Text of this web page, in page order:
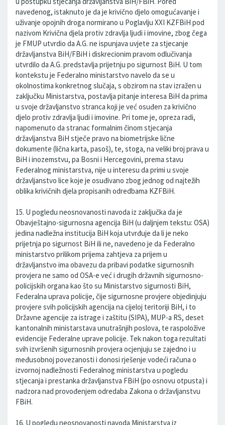
navedenog, istaknuto je da je krivično djelo omogućavanje i
uživanje opojnih droga normirano u Poglavlju XXI KZFBiH pod
nazivom Krivična djela protiv zdravlja ljudi i imovine, zbog čega
je FMUP utvrdio da A.G. ne ispunjava uvjete za stjecanje
državljanstva BiH/FBiH i diskrecionim pravom odlučivanja
utvrdilo da A.G. predstavlja prijetnju po sigurnost BiH. U tom
kontekstu je Federalno ministarstvo navelo da se u
okolnostima konkretnog slučaja, s obzirom na stav izražen u
zaključku Ministarstva, postavlja pitanje interesa BiH da prima
u svoje državljanstvo stranca koji je već osuđen za krivično
djelo protiv zdravlja ljudi i imovine. Pri tome je, opreza radi,
napomenuto da stranac formalnim činom stjecanja
državljanstva BiH stječe pravo na biometrijske lične
dokumente (lična karta, pasoš), te, stoga, na veliki broj prava u
BiH i inozemstvu, pa Bosni i Hercegovini, prema stavu
Federalnog ministarstva, nije u interesu da primi u svoje
državljanstvo lice koje je osuđivano zbog jednog od najtežih
oblika krivičnih djela propisanih odredbama KZFBiH.
15. U pogledu neosnovanosti navoda iz zaključka da je
Obavještajno-sigurnosna agencija BiH (u daljnjem tekstu: OSA)
jedina nadležna institucija BiH koja utvrđuje da li je neko
prijetnja po sigurnost BiH ili ne, navedeno je da Federalno
ministarstvo prilikom prijema zahtjeva za prijem u
državljanstvo ima obavezu da pribavi podatke sigurnosnih
provjera ne samo od OSA-e već i drugih državnih sigurnosno-
policijskih organa kao što su Ministarstvo sigurnosti BiH,
Federalna uprava policije, čije sigurnosne provjere objedinjuju
provjere svih policijskih agencija na cijeloj teritoriji BiH, i to
Državne agencije za istrage i zaštitu (SIPA), MUP-a RS, deset
kantonalnih ministarstava unutrašnjih poslova, te raspoložive
evidencije Federalne uprave policije. Tek nakon toga rezultati
svih izvršenih sigurnosnih provjera ocjenjuju se zajedno i u
međusobnoj povezanosti i donosi rješenje vodeći računa o
izvornoj nadležnosti Federalnog ministarstva u pogledu
stjecanja i prestanka državljanstva FBiH (po osnovu otpusta) i
nadzora nad provođenjem odredaba Zakona o državljanstvu
FBiH.
16. U pogledu neosnovanosti navoda Ministarstva iz